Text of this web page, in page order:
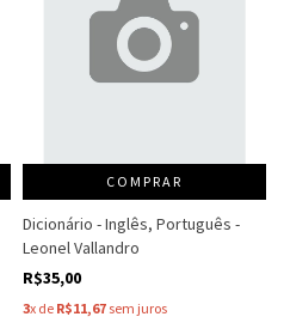
COMPRAR
Dicionário - Inglês, Português -
Leonel Vallandro
R$35,00
3x de R$11,67 sem juros